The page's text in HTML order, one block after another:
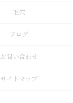
毛穴
ブログ
お問い合わせ
サイトマップ